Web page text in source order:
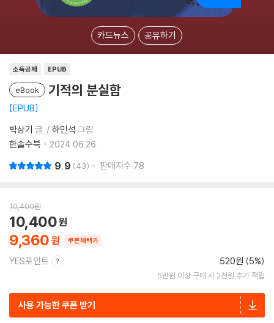
카드뉴스 공유하기
소득공제 EPUB
eBook 기적의 분실함
EPUB
박상기 글 하민석 그림
한솔수북
2024.06.26.
9.9 43 판매지수 78
10,400원
9,360
10,400
쿠폰혜택가
YES포인트 520원 (5%)
5만원 이상 구매 시 2천원 추가 적립
사용 가능한 쿠폰 받기